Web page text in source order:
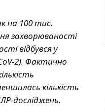
на 100 тис.
захворюваності
відбувся у
2). Фактично
кількість
досліджень.